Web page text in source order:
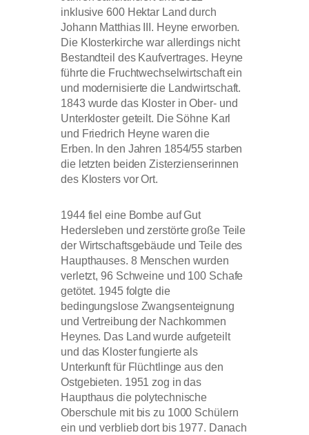
inklusive 600 Hektar Land durch
Johann Matthias III. Heyne erworben.
Die Klosterkirche war allerdings nicht
Bestandteil des Kaufvertrages. Heyne
führte die Fruchtwechselwirtschaft ein
und modernisierte die Landwirtschaft.
1843 wurde das Kloster in Ober- und
Unterkloster geteilt. Die Söhne Karl
und Friedrich Heyne waren die
Erben. In den Jahren 1854/55 starben
die letzten beiden Zisterzienserinnen
des Klosters vor Ort.
1944 fiel eine Bombe auf Gut
Hedersleben und zerstörte große Teile
der Wirtschaftsgebäude und Teile des
Haupthauses. 8 Menschen wurden
verletzt, 96 Schweine und 100 Schafe
getötet. 1945 folgte die
bedingungslose Zwangsenteignung
und Vertreibung der Nachkommen
Heynes. Das Land wurde aufgeteilt
und das Kloster fungierte als
Unterkunft für Flüchtlinge aus den
Ostgebieten. 1951 zog in das
Haupthaus die polytechnische
Oberschule mit bis zu 1000 Schülern
ein und verblieb dort bis 1977. Danach